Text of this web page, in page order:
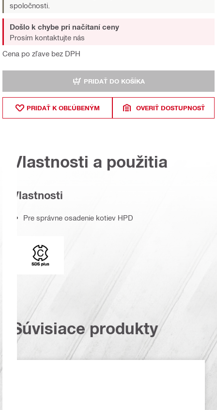
spoločnosti.
Cena po zľave bez DPH
Došlo k chybe pri načítaní ceny
Prosím kontaktujte nás
PRIDAŤ DO KOŠÍKA
PRIDAŤ K OBĽÚBENÝM OVERIŤ DOSTUPNOSŤ
Vlastnosti a použitia
Vlastnosti
Pre správne osadenie kotiev HPD
Upínanie korunky
Súvisiace produkty